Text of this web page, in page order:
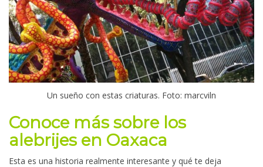
Un sueño con estas criaturas. Foto: marcviln
Conoce más sobre los
alebrijes en Oaxaca
Esta es una historia realmente interesante y qué te deja